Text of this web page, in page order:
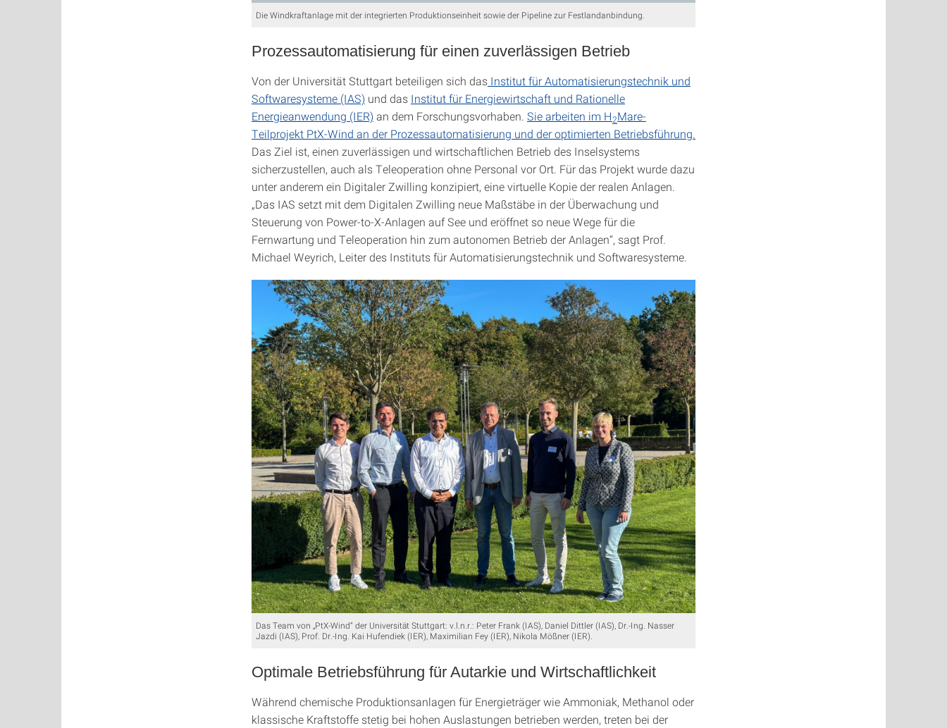
Die Windkraftanlage mit der integrierten Produktionseinheit sowie der Pipeline zur Festlandanbindung.
Prozessautomatisierung für einen zuverlässigen Betrieb
Von der Universität Stuttgart beteiligen sich das Institut für Automatisierungstechnik und
Softwaresysteme (IAS) und das Institut für Energiewirtschaft und Rationelle
Energieanwendung (IER) an dem Forschungsvorhaben. Sie arbeiten im H2Mare-
Teilprojekt PtX-Wind an der Prozessautomatisierung und der optimierten Betriebsführung.
Das Ziel ist, einen zuverlässigen und wirtschaftlichen Betrieb des Inselsystems
sicherzustellen, auch als Teleoperation ohne Personal vor Ort. Für das Projekt wurde dazu
unter anderem ein Digitaler Zwilling konzipiert, eine virtuelle Kopie der realen Anlagen.
„Das IAS setzt mit dem Digitalen Zwilling neue Maßstäbe in der Überwachung und
Steuerung von Power-to-X-Anlagen auf See und eröffnet so neue Wege für die
Fernwartung und Teleoperation hin zum autonomen Betrieb der Anlagen“, sagt Prof.
Michael Weyrich, Leiter des Instituts für Automatisierungstechnik und Softwaresysteme.
Das Team von „PtX-Wind“ der Universität Stuttgart: v.l.n.r.: Peter Frank (IAS), Daniel Dittler (IAS), Dr.-Ing. Nasser
Jazdi (IAS), Prof. Dr.-Ing. Kai Hufendiek (IER), Maximilian Fey (IER), Nikola Mößner (IER).
Optimale Betriebsführung für Autarkie und Wirtschaftlichkeit
Während chemische Produktionsanlagen für Energieträger wie Ammoniak, Methanol oder
klassische Kraftstoffe stetig bei hohen Auslastungen betrieben werden, treten bei der